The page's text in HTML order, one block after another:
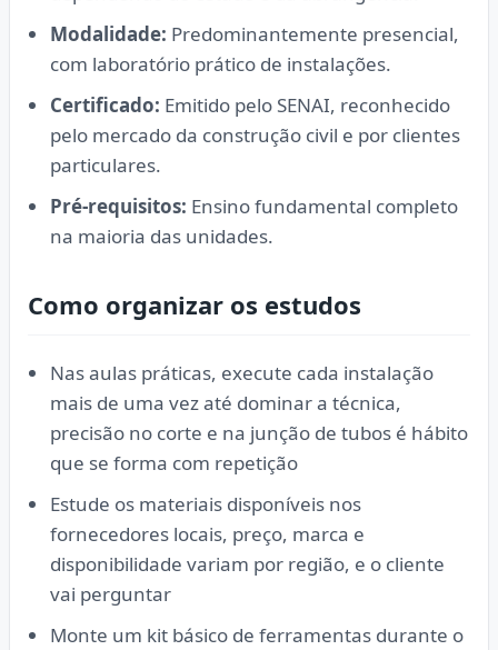
Modalidade: Predominantemente presencial,
com laboratório prático de instalações.
Certificado: Emitido pelo SENAI, reconhecido
pelo mercado da construção civil e por clientes
particulares.
Pré-requisitos: Ensino fundamental completo
na maioria das unidades.
Como organizar os estudos
Nas aulas práticas, execute cada instalação
mais de uma vez até dominar a técnica,
precisão no corte e na junção de tubos é hábito
que se forma com repetição
Estude os materiais disponíveis nos
fornecedores locais, preço, marca e
disponibilidade variam por região, e o cliente
vai perguntar
Monte um kit básico de ferramentas durante o